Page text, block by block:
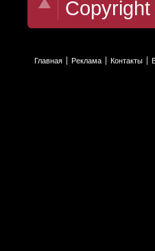
Главная Реклама Контакты